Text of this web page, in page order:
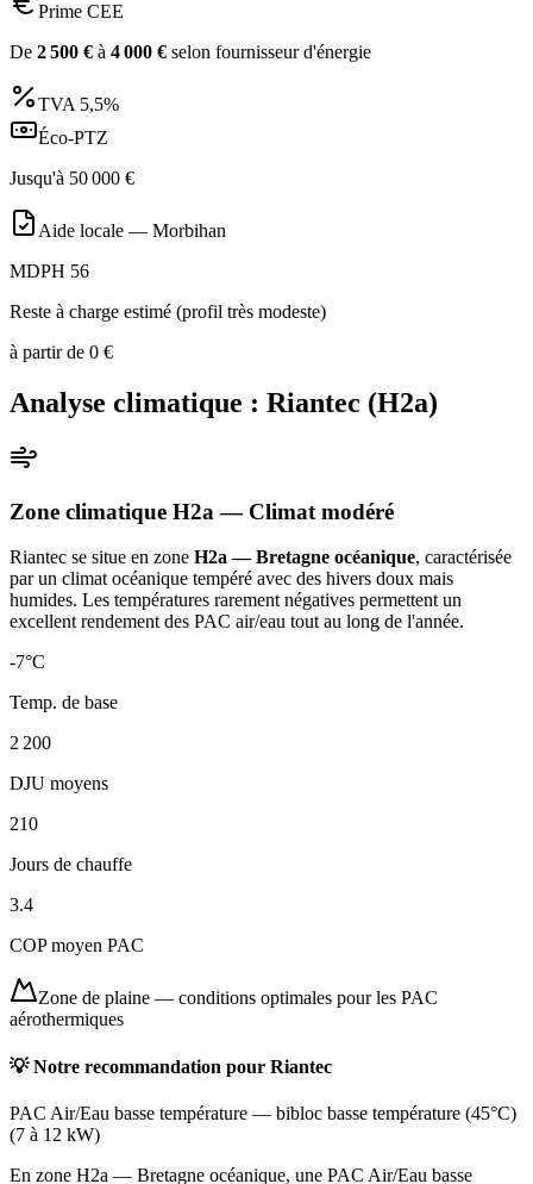
Prime CEE
De 2 500 € à 4 000 € selon fournisseur d'énergie
TVA 5,5%
Éco-PTZ
Jusqu'à 50 000 €
Aide locale — Morbihan
MDPH 56
Reste à charge estimé (profil très modeste)
à partir de 0 €
Analyse climatique : Riantec (H2a)
Zone climatique H2a — Climat modéré
Riantec se situe en zone H2a — Bretagne océanique, caractérisée
par un climat océanique tempéré avec des hivers doux mais
humides. Les températures rarement négatives permettent un
excellent rendement des PAC air/eau tout au long de l'année.
-7°C
Temp. de base
2 200
DJU moyens
210
Jours de chauffe
3.4
COP moyen PAC
Zone de plaine — conditions optimales pour les PAC
aérothermiques
💡 Notre recommandation pour Riantec
PAC Air/Eau basse température — bibloc basse température (45°C)
(7 à 12 kW)
En zone H2a — Bretagne océanique, une PAC Air/Eau basse